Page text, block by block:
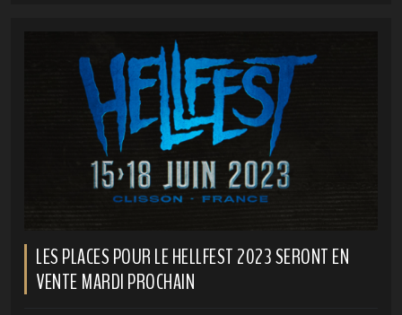
LES PLACES POUR LE HELLFEST 2023 SERONT EN
VENTE MARDI PROCHAIN